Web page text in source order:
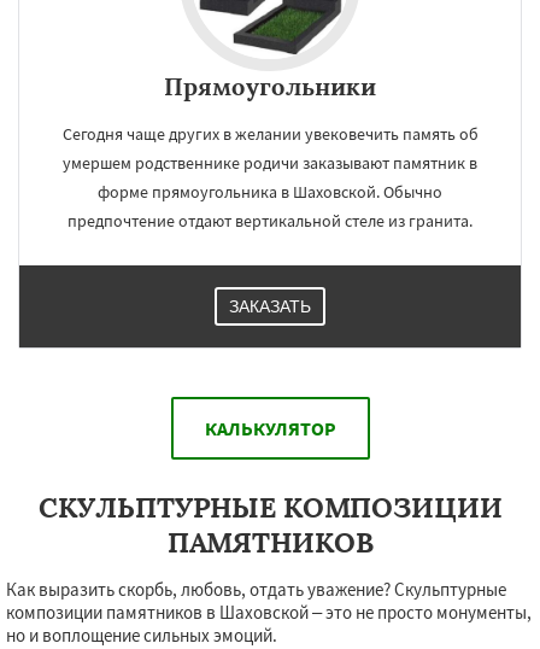
Прямоугольники
Сегодня чаще других в желании увековечить память об
умершем родственнике родичи заказывают памятник в
форме прямоугольника в Шаховской. Обычно
предпочтение отдают вертикальной стеле из гранита.
ЗАКАЗАТЬ
КАЛЬКУЛЯТОР
СКУЛЬПТУРНЫЕ КОМПОЗИЦИИ
ПАМЯТНИКОВ
Как выразить скорбь, любовь, отдать уважение? Скульптурные
композиции памятников в Шаховской – это не просто монументы,
но и воплощение сильных эмоций.